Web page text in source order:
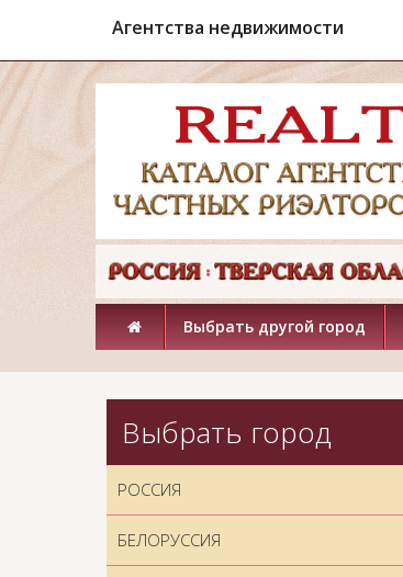
Агентства недвижимости
Выбрать другой город
Выбрать город
РОССИЯ
БЕЛОРУССИЯ